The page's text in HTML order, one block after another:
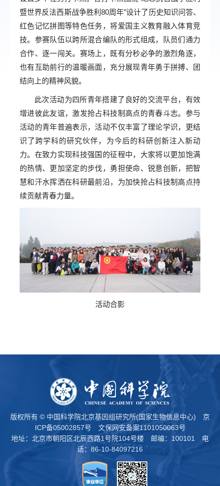
暨世界反法西斯战争胜利80周年”设计了历史知识问答、
红色记忆拼图等特色任务，将爱国主义教育融入体育竞
技。参赛队伍以跨所混合编队的形式组成，队员们通力
合作、逐一闯关。赛场上，既有分秒必争的激烈角逐，
也有互助前行的温暖画面，充分展现青年勇于拼搏、团
结向上的精神风貌。
此次活动为四所青年搭建了良好的交流平台，有效
增进彼此友谊，激发抢占科技制高点的青春斗志。参与
活动的青年普遍表示，活动不仅丰富了理论学识，更结
识了跨学科的研究伙伴，为今后的科研创新注入新动
力。在致力实现科技强国的征程中，大家将以更加饱满
的热情、更加坚定的步伐，勇担使命、锐意创新，把智
慧和汗水挥洒在科研最前沿，为加快抢占科技制高点持
续贡献青春力量。
活动合影
版权所有 © 中国科学院北京基因组研究所(国家生物信息中心) 京
ICP备05002857号
文保网安备案1101050063号
地址：北京市朝阳区北辰西路1号院104号楼 邮编：100101 电
话：86-10-84097216